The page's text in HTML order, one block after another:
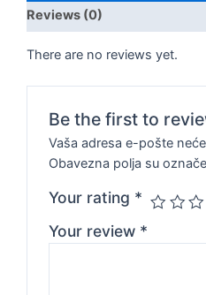
Reviews (0)
There are no reviews yet.
Be the first to
Vaša adresa e-pošte
Obavezna polja su
Your rating *
Your review *